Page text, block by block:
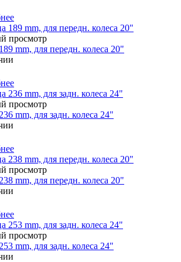
просмотр
mm, для передн. колеса 20"
просмотр
mm, для задн. колеса 24"
просмотр
mm, для передн. колеса 20"
просмотр
mm, для задн. колеса 24"